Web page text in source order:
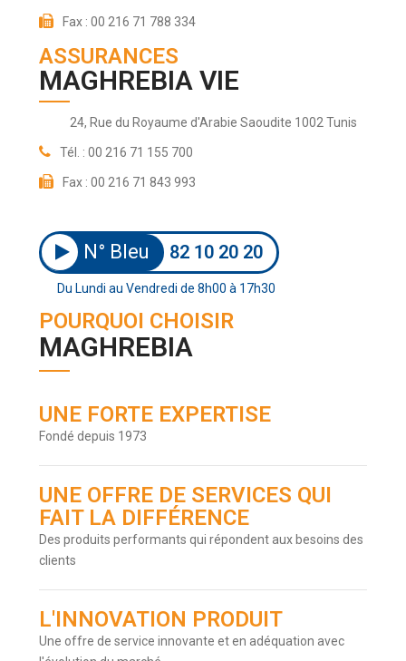
Fax : 00 216 71 788 334
ASSURANCES
MAGHREBIA VIE
24, Rue du Royaume d'Arabie Saoudite 1002 Tunis
Tél. : 00 216 71 155 700
Fax : 00 216 71 843 993
N° Bleu 82 10 20 20
Du Lundi au Vendredi de 8h00 à 17h30
POURQUOI CHOISIR
MAGHREBIA
UNE FORTE EXPERTISE
Fondé depuis 1973
UNE OFFRE DE SERVICES QUI
FAIT LA DIFFÉRENCE
Des produits performants qui répondent aux besoins des
clients
L'INNOVATION PRODUIT
Une offre de service innovante et en adéquation avec